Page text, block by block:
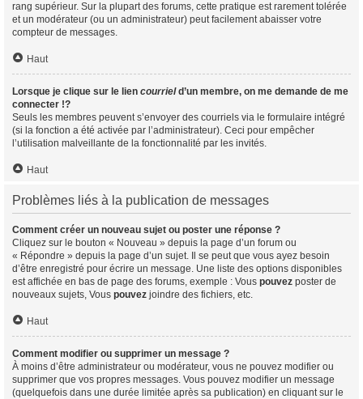
rang supérieur. Sur la plupart des forums, cette pratique est rarement tolérée
et un modérateur (ou un administrateur) peut facilement abaisser votre
compteur de messages.
Haut
Lorsque je clique sur le lien courrield’un membre, on me demande de me
connecter !?
Seuls les membres peuvent s’envoyer des courriels via le formulaire intégré
(si la fonction a été activée par l’administrateur). Ceci pour empêcher
l’utilisation malveillante de la fonctionnalité par les invités.
Haut
Problèmes liés à la publication de messages
Comment créer un nouveau sujet ou poster une réponse ?
Cliquez sur le bouton « Nouveau » depuis la page d’un forum ou
« Répondre » depuis la page d’un sujet. Il se peut que vous ayez besoin
d’être enregistré pour écrire un message. Une liste des options disponibles
est affichée en bas de page des forums, exemple : Vous pouvez poster de
nouveaux sujets, Vous pouvez joindre des fichiers, etc.
Haut
Comment modifier ou supprimer un message ?
À moins d’être administrateur ou modérateur, vous ne pouvez modifier ou
supprimer que vos propres messages. Vous pouvez modifier un message
(quelquefois dans une durée limitée après sa publication) en cliquant sur le